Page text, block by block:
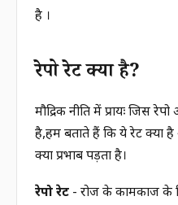
है ।
रेपो रेट क्या है?
मौद्रिक नीति में प्रायः जिस
है,हम बताते हैं कि ये रेट क्या
क्या प्रभाब पड़ता है।
रेपो रेट - रोज के कामकाज के